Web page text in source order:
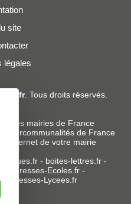
site
légales
. Tous droits réservés.
:
des mairies de France
intercommunalités de France
internet de votre mairie
- boites-lettres.fr-
Adresses-Ecoles.fr -
Adresses-Lycees.fr